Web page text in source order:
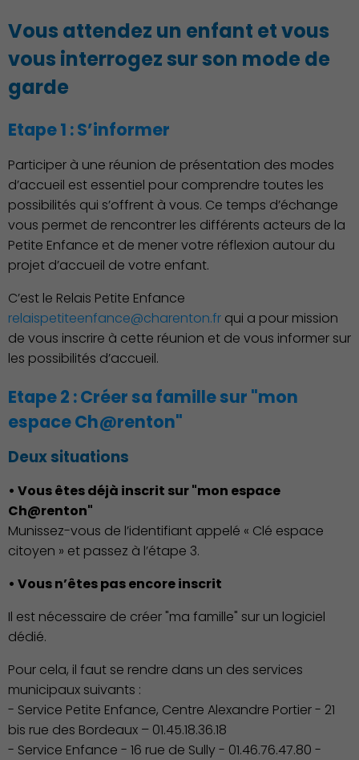
Vous attendez un enfant et vous
vous interrogez sur son mode de
garde
Etape 1 : S’informer
Participer à une réunion de présentation des modes
d’accueil est essentiel pour comprendre toutes les
possibilités qui s’offrent à vous. Ce temps d’échange
vous permet de rencontrer les différents acteurs de la
Petite Enfance et de mener votre réflexion autour du
projet d’accueil de votre enfant.
C’est le Relais Petite Enfance
relaispetiteenfance@charenton.fr qui a pour mission
de vous inscrire à cette réunion et de vous informer sur
les possibilités d’accueil.
Etape 2 : Créer sa famille sur "mon
espace Ch@renton"
Deux situations
• Vous êtes déjà inscrit sur "mon espace
Ch@renton"
Munissez-vous de l’identifiant appelé « Clé espace
citoyen » et passez à l’étape 3.
• Vous n’êtes pas encore inscrit
Il est nécessaire de créer "ma famille" sur un logiciel
dédié.
Pour cela, il faut se rendre dans un des services
municipaux suivants :
- Service Petite Enfance, Centre Alexandre Portier - 21
bis rue des Bordeaux – 01.45.18.36.18
- Service Enfance - 16 rue de Sully - 01.46.76.47.80 -